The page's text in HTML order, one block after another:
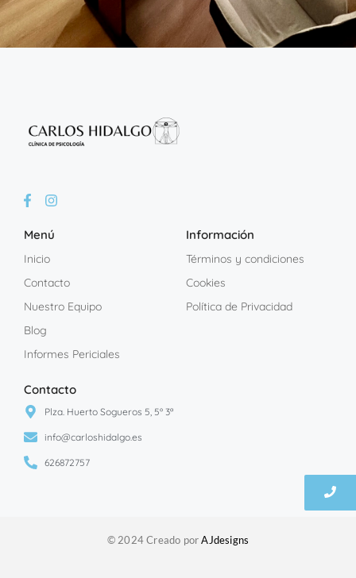
Menú
Inicio
Contacto
Nuestro Equipo
Blog
Informes Periciales
Información
Términos y condiciones
Cookies
Política de Privacidad
Contacto
Plza. Huerto Sogueros 5, 5º 3ª
info@carloshidalgo.es
626872757
© 2024 Creado porAJdesigns